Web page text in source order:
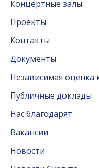
Концертные залы
Проекты
Контакты
Документы
Независимая оценка
Публичные доклады
Нас благодарят
Вакансии
Новости